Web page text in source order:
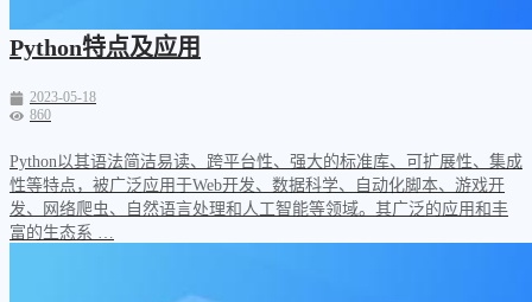
Python特点及应用
2023-05-18
860
Python以其语法简洁易读、跨平台性、强大的标准库、可扩展性、集成
性等特点，被广泛应用于Web开发、数据科学、自动化脚本、游戏开
发、网络爬虫、自然语言处理和人工智能等领域。其广泛的应用和丰
富的生态系 …